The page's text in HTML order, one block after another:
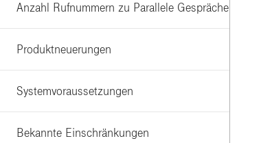
Anzahl Rufnummern zu Parallele Gespräche
Produktneuerungen
Systemvoraussetzungen
Bekannte Einschränkungen